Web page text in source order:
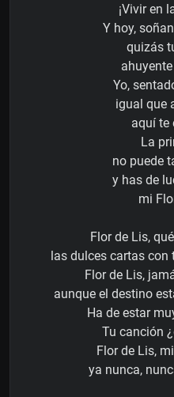
¡Vivir en
Y hoy,
quizás
Yo,
igual que
aquí te
La
no puede
y has de
mi
Flor de Lis,
las dulces cartas con
Flor de Lis,
aunque el destino
Ha de estar
Tu canción
Flor de Lis,
ya nunca,